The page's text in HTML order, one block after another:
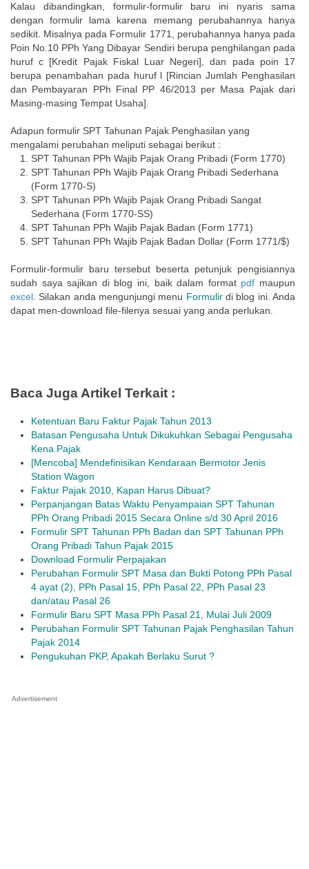
Kalau dibandingkan, formulir-formulir baru ini nyaris sama
dengan formulir lama karena memang perubahannya hanya
sedikit. Misalnya pada Formulir 1771, perubahannya hanya pada
Poin No.10 PPh Yang Dibayar Sendiri berupa penghilangan pada
huruf c [Kredit Pajak Fiskal Luar Negeri], dan pada poin 17
berupa penambahan pada huruf l [Rincian Jumlah Penghasilan
dan Pembayaran PPh Final PP 46/2013 per Masa Pajak dari
Masing-masing Tempat Usaha].
Adapun formulir SPT Tahunan Pajak Penghasilan yang
mengalami perubahan meliputi sebagai berikut :
SPT Tahunan PPh Wajib Pajak Orang Pribadi (Form 1770)
SPT Tahunan PPh Wajib Pajak Orang Pribadi Sederhana
(Form 1770-S)
SPT Tahunan PPh Wajib Pajak Orang Pribadi Sangat
Sederhana (Form 1770-SS)
SPT Tahunan PPh Wajib Pajak Badan (Form 1771)
SPT Tahunan PPh Wajib Pajak Badan Dollar (Form 1771/$)
Formulir-formulir baru tersebut beserta petunjuk pengisiannya
sudah saya sajikan di blog ini, baik dalam format pdf maupun
excel . Silakan anda mengunjungi menu Formulirdi blog ini. Anda
dapat men-download file-filenya sesuai yang anda perlukan.
Baca Juga Artikel Terkait :
Ketentuan Baru Faktur Pajak Tahun 2013
Batasan Pengusaha Untuk Dikukuhkan Sebagai Pengusaha
Kena Pajak
[Mencoba] Mendefinisikan Kendaraan Bermotor Jenis
Station Wagon
Faktur Pajak 2010, Kapan Harus Dibuat?
Perpanjangan Batas Waktu Penyampaian SPT Tahunan
PPh Orang Pribadi 2015 Secara Online s/d 30 April 2016
Formulir SPT Tahunan PPh Badan dan SPT Tahunan PPh
Orang Pribadi Tahun Pajak 2015
Download Formulir Perpajakan
Perubahan Formulir SPT Masa dan Bukti Potong PPh Pasal
4 ayat (2), PPh Pasal 15, PPh Pasal 22, PPh Pasal 23
dan/atau Pasal 26
Formulir Baru SPT Masa PPh Pasal 21, Mulai Juli 2009
Perubahan Formulir SPT Tahunan Pajak Penghasilan Tahun
Pajak 2014
Pengukuhan PKP, Apakah Berlaku Surut ?
Advertisement